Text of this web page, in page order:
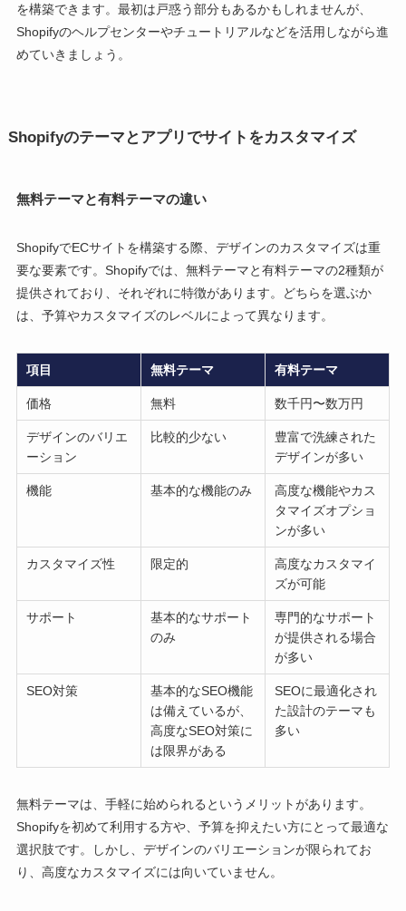
を構築できます。最初は戸惑う部分もあるかもしれませんが、
Shopifyのヘルプセンターやチュートリアルなどを活用しながら進
めていきましょう。
Shopifyのテーマとアプリでサイトをカスタマイズ
無料テーマと有料テーマの違い
ShopifyでECサイトを構築する際、デザインのカスタマイズは重
要な要素です。Shopifyでは、無料テーマと有料テーマの2種類が
提供されており、それぞれに特徴があります。どちらを選ぶか
は、予算やカスタマイズのレベルによって異なります。
項目 無料テーマ 有料テーマ
価格 無料 数千円〜数万円
デザインのバリエ
ーション
比較的少ない
豊富で洗練された
デザインが多い
機能 基本的な機能のみ
高度な機能やカス
タマイズオプショ
ンが多い
カスタマイズ性 限定的
高度なカスタマイ
ズが可能
サポート
基本的なサポート
のみ
専門的なサポート
が提供される場合
が多い
SEO対策
基本的なSEO機能
は備えているが、
高度なSEO対策に
は限界がある
SEOに最適化され
た設計のテーマも
多い
無料テーマは、手軽に始められるというメリットがあります。
Shopifyを初めて利用する方や、予算を抑えたい方にとって最適な
選択肢です。しかし、デザインのバリエーションが限られてお
り、高度なカスタマイズには向いていません。